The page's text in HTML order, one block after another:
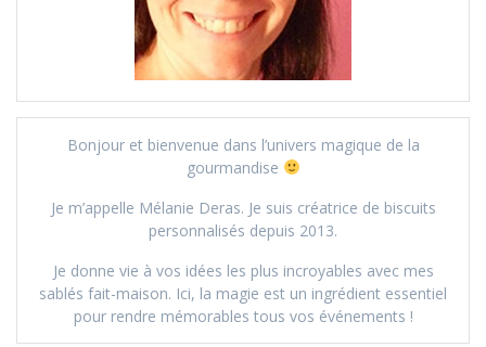
Bonjour et bienvenue dans l’univers magique de la
gourmandise
Je m’appelle Mélanie Deras. Je suis créatrice de biscuits
personnalisés depuis 2013.
Je donne vie à vos idées les plus incroyables avec mes
sablés fait-maison. Ici, la magie est un ingrédient essentiel
pour rendre mémorables tous vos événements !